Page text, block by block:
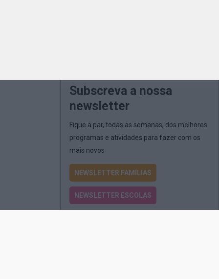
Subscreva a nossa
newsletter
Fique a par, todas as semanas, dos melhores
programas e atividades para fazer com os
mais novos
NEWSLETTER FAMÍLIAS
NEWSLETTER ESCOLAS